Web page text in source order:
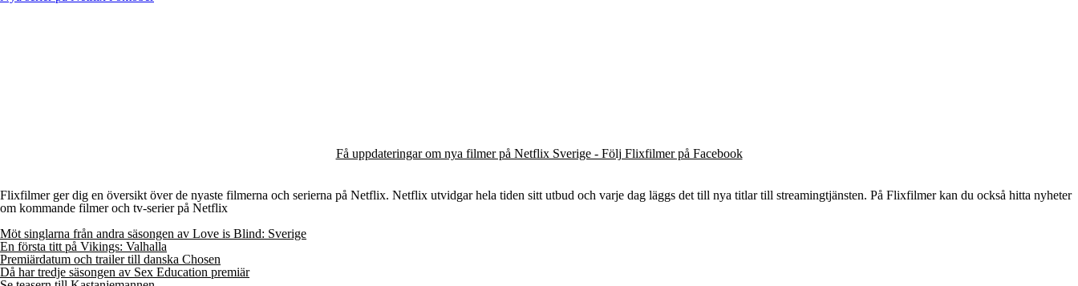
Få uppdateringar om nya filmer på Netflix Sverige - Följ Flixfilmer på Facebook
Flixfilmer ger dig en översikt över de nyaste filmerna och serierna på Netflix. Netflix utvidgar hela tiden sitt utbud och varje dag läggs det till nya titlar till streamingtjänsten. På Flixfilmer kan du också hitta nyheter
om kommande filmer och tv-serier på Netflix
Möt singlarna från andra säsongen av Love is Blind: Sverige
En första titt på Vikings: Valhalla
Premiärdatum och trailer till danska Chosen
Då har tredje säsongen av Sex Education premiär